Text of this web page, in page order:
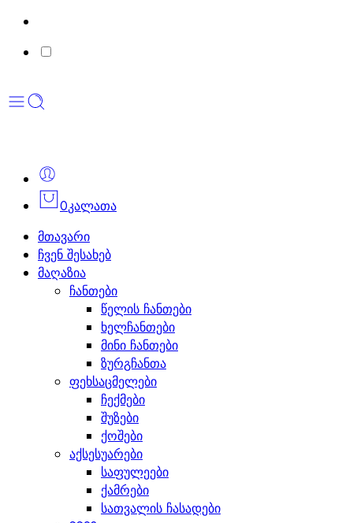
0კალათა
მთავარი
ჩვენ შესახებ
მაღაზია
ჩანთები
წელის ჩანთები
ხელჩანთები
მინი ჩანთები
ზურგჩანთა
ფეხსაცმელები
ჩექმები
შუზები
ქოშები
აქსესუარები
საფულეები
ქამრები
სათვალის ჩასადები